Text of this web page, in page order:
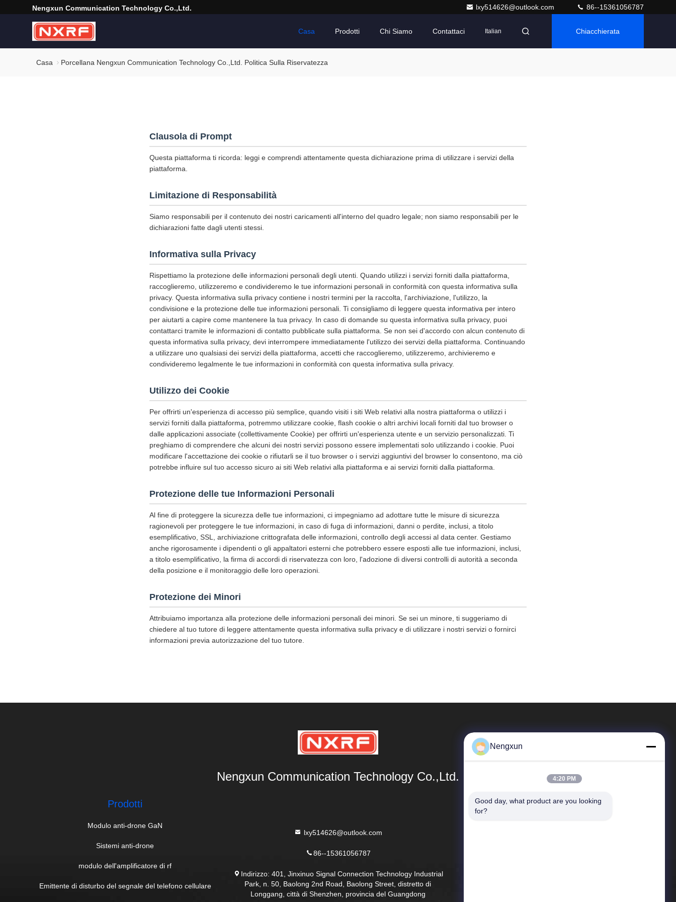
Nengxun Communication Technology Co.,Ltd. lxy514626@outlook.com 86--15361056787
Casa Prodotti Chi Siamo Contattaci Italian Chiacchierata
Casa Porcellana Nengxun Communication Technology Co.,Ltd. Politica Sulla Riservatezza
Clausola di Prompt
Questa piattaforma ti ricorda: leggi e comprendi attentamente questa dichiarazione prima di utilizzare i servizi della
piattaforma.
Limitazione di Responsabilità
Siamo responsabili per il contenuto dei nostri caricamenti all'interno del quadro legale; non siamo responsabili per le
dichiarazioni fatte dagli utenti stessi.
Informativa sulla Privacy
Rispettiamo la protezione delle informazioni personali degli utenti. Quando utilizzi i servizi forniti dalla piattaforma,
raccoglieremo, utilizzeremo e condivideremo le tue informazioni personali in conformità con questa informativa sulla
privacy. Questa informativa sulla privacy contiene i nostri termini per la raccolta, l'archiviazione, l'utilizzo, la
condivisione e la protezione delle tue informazioni personali. Ti consigliamo di leggere questa informativa per intero
per aiutarti a capire come mantenere la tua privacy. In caso di domande su questa informativa sulla privacy, puoi
contattarci tramite le informazioni di contatto pubblicate sulla piattaforma. Se non sei d'accordo con alcun contenuto di
questa informativa sulla privacy, devi interrompere immediatamente l'utilizzo dei servizi della piattaforma. Continuando
a utilizzare uno qualsiasi dei servizi della piattaforma, accetti che raccoglieremo, utilizzeremo, archivieremo e
condivideremo legalmente le tue informazioni in conformità con questa informativa sulla privacy.
Utilizzo dei Cookie
Per offrirti un'esperienza di accesso più semplice, quando visiti i siti Web relativi alla nostra piattaforma o utilizzi i
servizi forniti dalla piattaforma, potremmo utilizzare cookie, flash cookie o altri archivi locali forniti dal tuo browser o
dalle applicazioni associate (collettivamente Cookie) per offrirti un'esperienza utente e un servizio personalizzati. Ti
preghiamo di comprendere che alcuni dei nostri servizi possono essere implementati solo utilizzando i cookie. Puoi
modificare l'accettazione dei cookie o rifiutarli se il tuo browser o i servizi aggiuntivi del browser lo consentono, ma ciò
potrebbe influire sul tuo accesso sicuro ai siti Web relativi alla piattaforma e ai servizi forniti dalla piattaforma.
Protezione delle tue Informazioni Personali
Al fine di proteggere la sicurezza delle tue informazioni, ci impegniamo ad adottare tutte le misure di sicurezza
ragionevoli per proteggere le tue informazioni, in caso di fuga di informazioni, danni o perdite, inclusi, a titolo
esemplificativo, SSL, archiviazione crittografata delle informazioni, controllo degli accessi al data center. Gestiamo
anche rigorosamente i dipendenti o gli appaltatori esterni che potrebbero essere esposti alle tue informazioni, inclusi,
a titolo esemplificativo, la firma di accordi di riservatezza con loro, l'adozione di diversi controlli di autorità a seconda
della posizione e il monitoraggio delle loro operazioni.
Protezione dei Minori
Attribuiamo importanza alla protezione delle informazioni personali dei minori. Se sei un minore, ti suggeriamo di
chiedere al tuo tutore di leggere attentamente questa informativa sulla privacy e di utilizzare i nostri servizi o fornirci
informazioni previa autorizzazione del tuo tutore.
Nengxun Communication Technology Co.,Ltd.
Prodotti
Modulo anti-drone GaN
Sistemi anti-drone
modulo dell'amplificatore di rf
Emittente di disturbo del segnale del telefono cellulare
lxy514626@outlook.com
86--15361056787
Indirizzo: 401, Jinxinuo Signal Connection Technology Industrial
Park, n. 50, Baolong 2nd Road, Baolong Street, distretto di
Longgang, città di Shenzhen, provincia del Guangdong
Collegamenti Rapidi
Nengxun
4:20 PM
Good day, what product are you looking
for?